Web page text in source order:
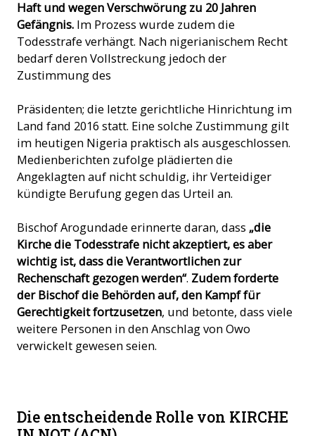
Haft und wegen Verschwörung zu 20 Jahren
Gefängnis. Im Prozess wurde zudem die
Todesstrafe verhängt. Nach nigerianischem Recht
bedarf deren Vollstreckung jedoch der
Zustimmung des
Präsidenten; die letzte gerichtliche Hinrichtung im
Land fand 2016 statt. Eine solche Zustimmung gilt
im heutigen Nigeria praktisch als ausgeschlossen.
Medienberichten zufolge plädierten die
Angeklagten auf nicht schuldig, ihr Verteidiger
kündigte Berufung gegen das Urteil an.
Bischof Arogundade erinnerte daran, dass „die
Kirche die Todesstrafe nicht akzeptiert, es aber
wichtig ist, dass die Verantwortlichen zur
Rechenschaft gezogen werden“. Zudem forderte
der Bischof die Behörden auf, den Kampf für
Gerechtigkeit fortzusetzen, und betonte, dass viele
weitere Personen in den Anschlag von Owo
verwickelt gewesen seien.
Die entscheidende Rolle von KIRCHE